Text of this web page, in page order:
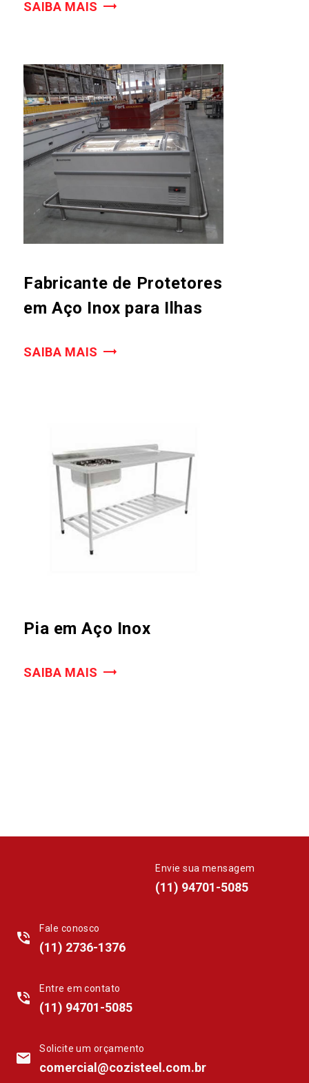
SAIBA MAIS
Fabricante de Protetores
em Aço Inox para Ilhas
SAIBA MAIS
Pia em Aço Inox
SAIBA MAIS
Envie sua mensagem
(11) 94701-5085
phone_in_talk
Fale conosco
(11) 2736-1376
phone_in_talk
Entre em contato
(11) 94701-5085
mail
Solicite um orçamento
comercial@cozisteel.com.br